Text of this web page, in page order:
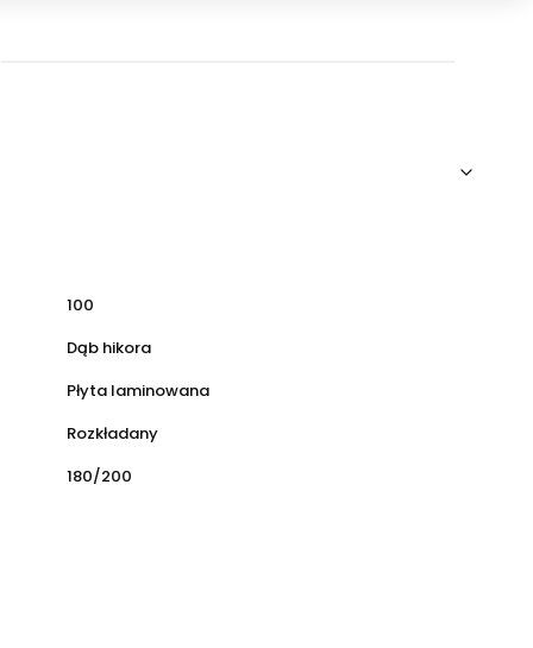
100
Dąb hikora
Płyta laminowana
Rozkładany
180/200